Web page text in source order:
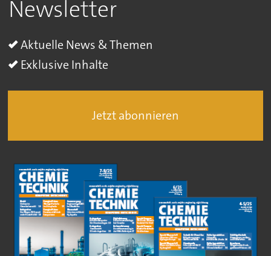
Newsletter
Aktuelle News & Themen
Exklusive Inhalte
Jetzt abonnieren